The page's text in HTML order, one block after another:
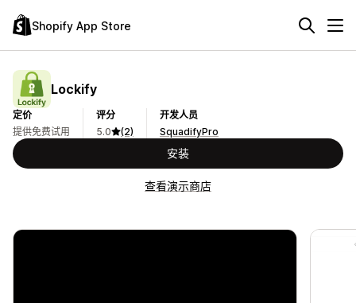
Shopify App Store
Lockify
定价
提供免费试用
评分
5.0
(2)
开发人员
SquadifyPro
安装
查看演示商店